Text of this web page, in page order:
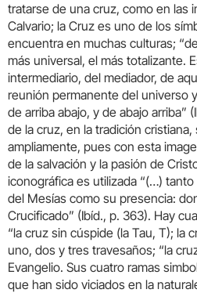
tratarse de una cruz, como en las
Calvario; la Cruz es uno de los
encuentra en muchas culturas;
más universal, el más totalizante.
intermediario, del mediador, de
reunión permanente del universo
de arriba abajo, y de abajo arriba”
de la cruz, en la tradición
ampliamente, pues con esta
de la salvación y la pasión de
iconográfica es utilizada “(…)
del Mesías como su presencia:
Crucificado” (Ibíd., p. 363). Hay
“la cruz sin cúspide (la Tau, T); la
uno, dos y tres travesaños; “la
Evangelio. Sus cuatro ramas
que han sido viciados en la